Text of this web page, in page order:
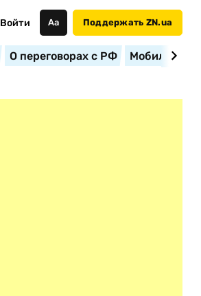
Войти Аа Поддержать ZN.ua
О переговорах с РФ